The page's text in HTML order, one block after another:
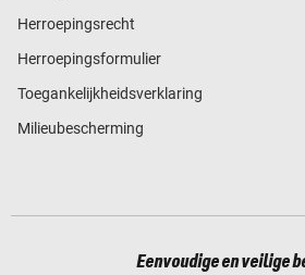
Herroepingsrecht
Herroepingsformulier
Toegankelijkheidsverklaring
Milieubescherming
Eenvoudige en veilige